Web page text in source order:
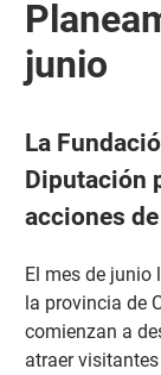
junio
La
Diputación
acciones
El mes de junio
la provincia de
comienzan a
atraer